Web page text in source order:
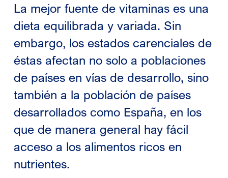
La mejor fuente de vitaminas es una
dieta equilibrada y variada. Sin
embargo, los estados carenciales de
éstas afectan no solo a poblaciones
de países en vías de desarrollo, sino
también a la población de países
desarrollados como España, en los
que de manera general hay fácil
acceso a los alimentos ricos en
nutrientes.